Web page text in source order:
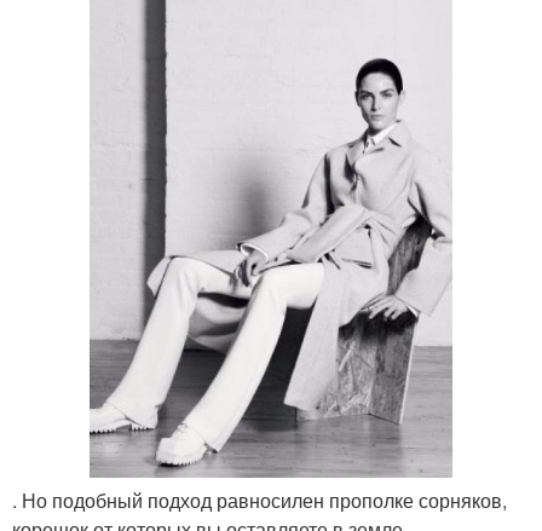
. Но подобный подход равносилен прополке сорняков,